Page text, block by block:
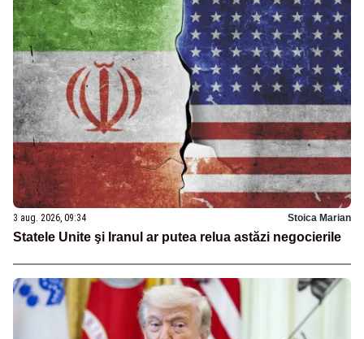
3 aug. 2026, 09:34 Stoica Marian
Statele Unite şi Iranul ar putea relua astăzi negocierile